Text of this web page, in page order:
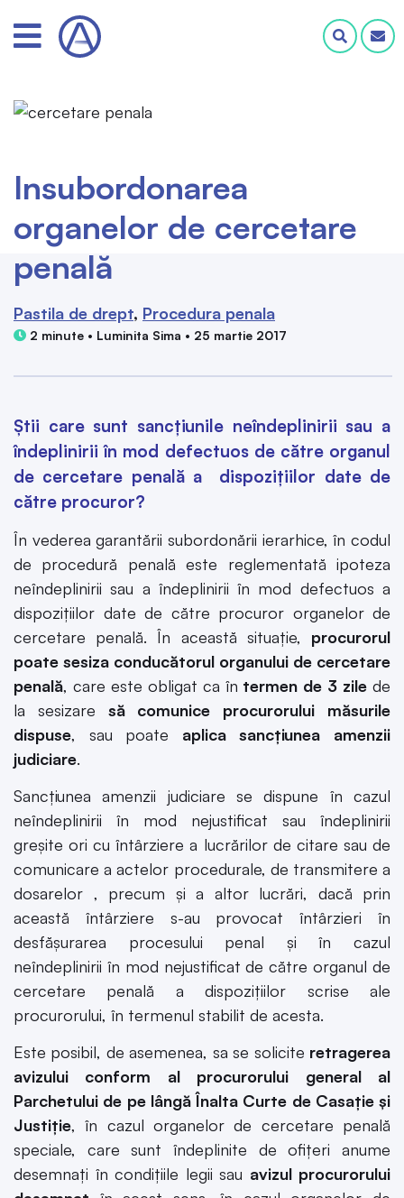
Insubordonarea
organelor de cercetare
penală
Pastila de drept Procedura penala
2 minute • Luminita Sima • 25 martie 2017
Știi care sunt sancțiunile neîndeplinirii sau a
îndeplinirii în mod defectuos de către organul
de cercetare penală a dispozițiilor date de
către procuror?
În vederea garantării subordonării ierarhice, în codul
de procedură penală este reglementată ipoteza
neîndeplinirii sau a îndeplinirii în mod defectuos a
dispozițiilor date de către procuror organelor de
cercetare penală. În această situație, procurorul
poate sesiza conducătorul organului de cercetare
penală, care este obligat ca în termen de 3 zile de
la sesizare să comunice procurorului măsurile
dispuse, sau poate aplica sancțiunea amenzii
judiciare.
Sancțiunea amenzii judiciare se dispune în cazul
neîndeplinirii în mod nejustificat sau îndeplinirii
greșite ori cu întârziere a lucrărilor de citare sau de
comunicare a actelor procedurale, de transmitere a
dosarelor , precum și a altor lucrări, dacă prin
această întârziere s-au provocat întârzieri în
desfășurarea procesului penal și în cazul
neîndeplinirii în mod nejustificat de către organul de
cercetare penală a dispozițiilor scrise ale
procurorului, în termenul stabilit de acesta.
Este posibil, de asemenea, sa se solicite retragerea
avizului conform
al procurorului general al
Parchetului de pe lângă Înalta Curte de Casație și
Justiție, în cazul organelor de cercetare penală
speciale, care sunt îndeplinite de ofițeri anume
desemnați în condițiile legii sau avizul procurorului